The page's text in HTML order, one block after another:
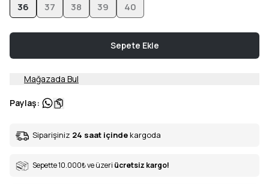
36 37 38 39 40
Sepete Ekle
Mağazada Bul
Paylaş:
Siparişiniz 24 saat içinde kargoda
Sepette 10.000₺ve üzeri ücretsiz kargo!